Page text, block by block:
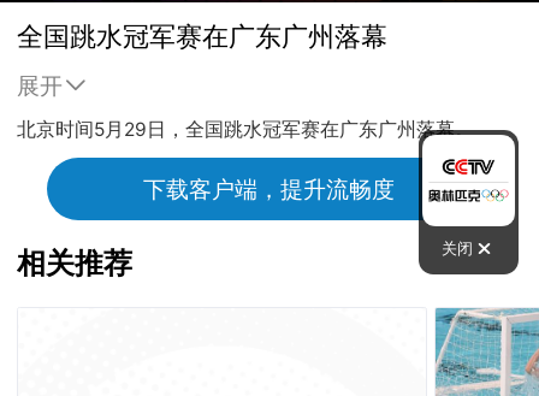
全国跳水冠军赛在广东广州落幕
展开
北京时间5月29日，全国跳水冠军赛在广东广州落幕。
下载客户端，提升流畅度
相关推荐 关闭